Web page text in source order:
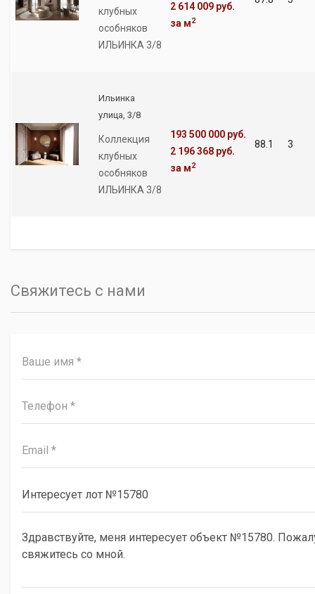
клубных
особняков
ИЛЬИНКА 3/8
2 614 009 руб.
за м2
Ильинка
улица, 3/8
Коллекция
клубных
особняков
ИЛЬИНКА 3/8
193 500 000 руб.
2 196 368 руб.
за м2
88.1 3
Свяжитесь с нами